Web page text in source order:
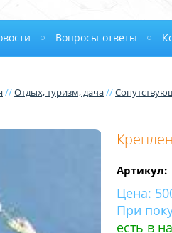
Вопросы-ответы
//Отдых, туризм, дача//
Артикул:
Цена:
При
есть в